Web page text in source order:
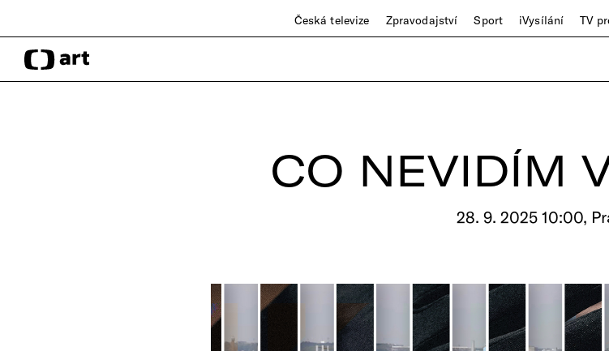
Česká televize Zpravodajství Sport iVysílání TV
CO NEVIDÍM
28. 9. 2025 10:00,